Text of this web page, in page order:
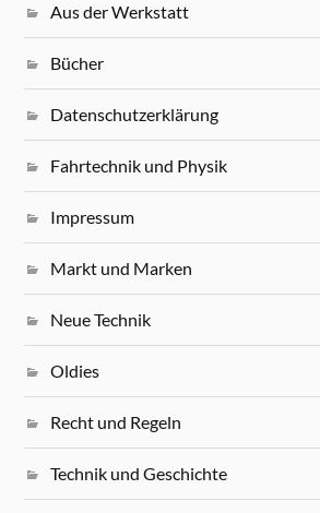
Aus der Werkstatt
Bücher
Datenschutzerklärung
Fahrtechnik und Physik
Impressum
Markt und Marken
Neue Technik
Oldies
Recht und Regeln
Technik und Geschichte